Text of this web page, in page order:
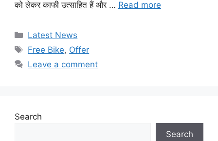
को लेकर काफी उत्साहित हैं और … Read more
Categories
Latest News
Tags
Free Bike, Offer
Leave a comment
Search
Search